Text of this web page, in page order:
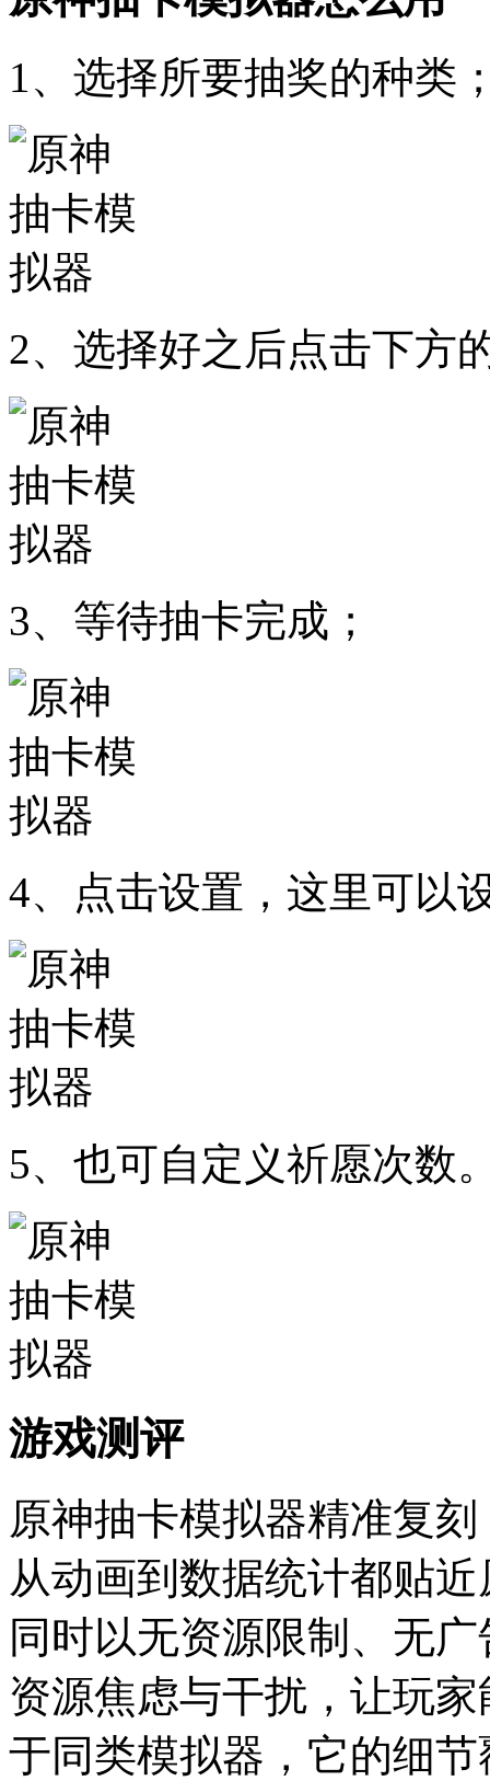
1、选择所要抽奖的种类
2、选择好之后点击下方
3、等待抽卡完成；
4、点击设置，这里可以
5、也可自定义祈愿次数
游戏测评
原神抽卡模拟器精准复
从动画到数据统计都贴
同时以无资源限制、无
资源焦虑与干扰，让玩
于同类模拟器，它的细